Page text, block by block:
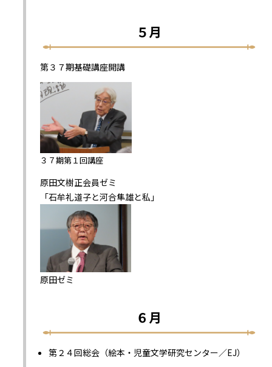
５月
第３７期基礎講座開講
３７期第１回講座
原田文樹正会員ゼミ
「石牟礼道子と河合隼雄と私」
原田ゼミ
６月
第２４回総会（絵本・児童文学研究センター／EJ）